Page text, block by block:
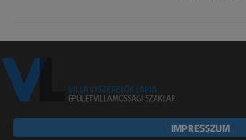
IMPRESSZUM